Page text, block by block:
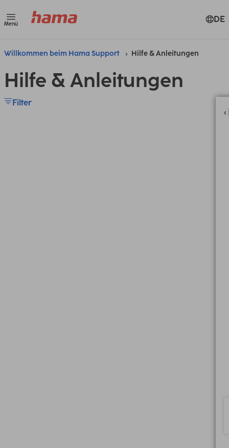
Menü DE
Willkommen beim Hama Support Hilfe & Anleitungen
Hilfe & Anleitungen
Filter